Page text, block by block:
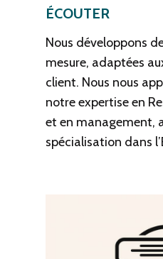
ÉCOUTER
Nous développons
mesure, adaptées
client. Nous nous
notre expertise en
et en management,
spécialisation dans